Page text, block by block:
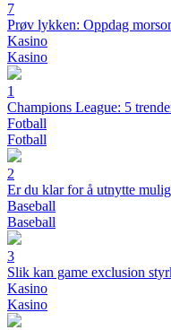
7
Prøv lykken: Oppdag
Kasino
Kasino
1
Champions League: 5
Fotball
Fotball
2
Er du klar for å utnytte
Baseball
Baseball
3
Slik kan game exclusion
Kasino
Kasino